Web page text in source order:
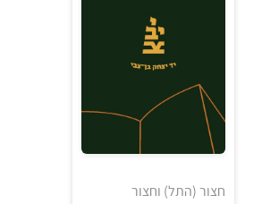
חצור (התל) וחצור